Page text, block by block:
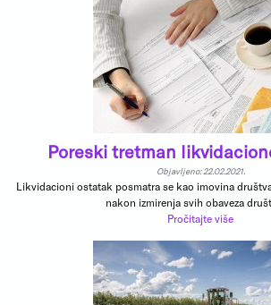
Poreski tretman
Objavljeno: 22.02.2021.
Likvidacioni ostatak posmatra se kao imovina
nakon izmirenja svih obaveza
Pročitajte više